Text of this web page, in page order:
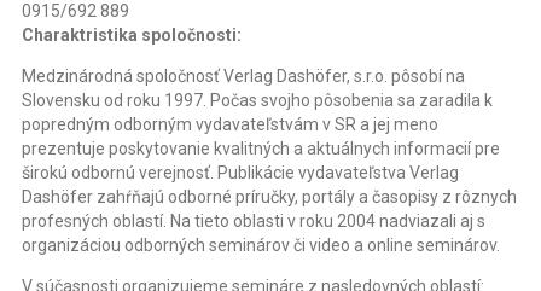
0915/692 889
Charaktristika spoločnosti:
Medzinárodná spoločnosť Verlag Dashöfer, s.r.o. pôsobí na
Slovensku od roku 1997. Počas svojho pôsobenia sa zaradila k
popredným odborným vydavateľstvám v SR a jej meno
prezentuje poskytovanie kvalitných a aktuálnych informacií pre
širokú odbornú verejnosť. Publikácie vydavateľstva Verlag
Dashöfer zahŕňajú odborné príručky, portály a časopisy z rôznych
profesných oblastí. Na tieto oblasti v roku 2004 nadviazali aj s
organizáciou odborných seminárov či video a online seminárov.
V súčasnosti organizujeme semináre z nasledovných oblastí: